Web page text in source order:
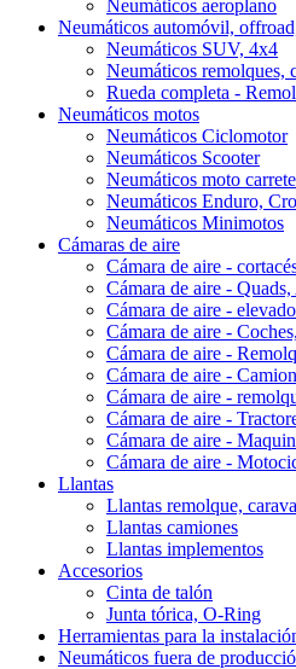
Neumáticos aeroplano
Neumáticos automóvil,
Neumáticos SUV, 4x4
Neumáticos remolques,
Rueda completa -
Neumáticos motos
Neumáticos Ciclomotor
Neumáticos Scooter
Neumáticos moto
Neumáticos Enduro,
Neumáticos Minimotos
Cámaras de aire
Cámara de aire -
Cámara de aire -
Cámara de aire -
Cámara de aire -
Cámara de aire -
Cámara de aire -
Cámara de aire -
Cámara de aire -
Cámara de aire -
Cámara de aire -
Llantas
Llantas remolque,
Llantas camiones
Llantas implementos
Accesorios
Cinta de talón
Junta tórica, O-Ring
Herramientas para la
Neumáticos fuera de